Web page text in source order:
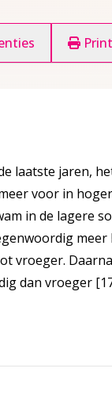
laatste jaren,
voor in
in de lagere
meer
vroeger.
dan vroeger